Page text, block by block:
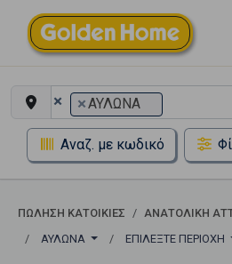
× ×ΑΥΛΩΝΑ
Αναζ. με κωδικό
ΠΏΛΗΣΗ ΚΑΤΟΙΚΊΕΣ
ΑΝΑΤΟΛΙΚΗ
ΑΥΛΩΝΑ
ΕΠΙΛΈΞΤΕ ΠΕΡΙΟΧΉ